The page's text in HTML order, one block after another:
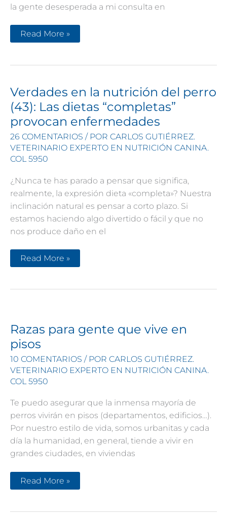
la gente desesperada a mi consulta en
No
hay
qué
perro.
Qué
hacer
cuando
tu
veterinario
te
dice
esto
Read More »
Verdades en la nutrición del perro
(43): Las dietas “completas”
provocan enfermedades
26 COMENTARIOS / POR CARLOS GUTIÉRREZ.
VETERINARIO EXPERTO EN NUTRICIÓN CANINA.
COL 5950
¿Nunca te has parado a pensar que significa,
realmente, la expresión dieta «completa»? Nuestra
inclinación natural es pensar a corto plazo. Si
estamos haciendo algo divertido o fácil y que no
nos produce daño en el
Verdades
en
del
“completas”
provocan
enfermedades
Read More »
Razas para gente que vive en
pisos
10 COMENTARIOS / POR CARLOS GUTIÉRREZ.
VETERINARIO EXPERTO EN NUTRICIÓN CANINA.
COL 5950
Te puedo asegurar que la inmensa mayoría de
perros vivirán en pisos (departamentos, edificios…).
Por nuestro estilo de vida, somos urbanitas y cada
día la humanidad, en general, tiende a vivir en
grandes ciudades, en viviendas
Razas
para
vive
Read More »